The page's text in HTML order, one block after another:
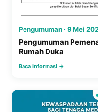
Pengumuman · 9 Mei
Pengumuman
Rumah Duka
Baca informasi →